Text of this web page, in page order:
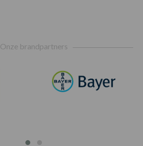
Onze brandpartners